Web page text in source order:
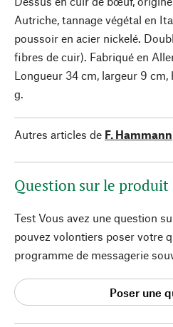
Autriche, tannage végétal en
poussoir en acier nickelé.
fibres de cuir). Fabriqué en
Longueur 34 cm, largeur 9
g.
Autres articles de F. Hammann
Question sur le produit
Test Vous avez une question
pouvez volontiers poser votre
programme de messagerie
Poser une